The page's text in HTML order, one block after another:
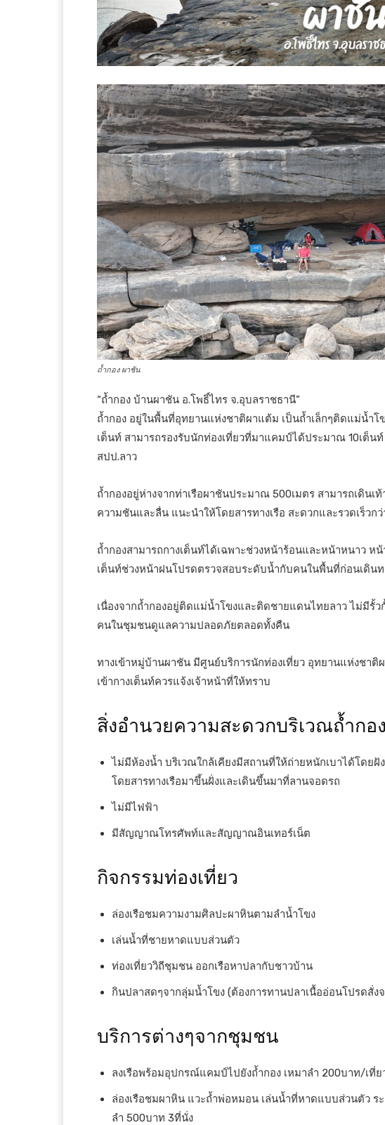
ถ้ำกอง ผาชัน
“ถ้ำกอง บ้านผาชัน อ.โพธิ์ไทร จ.อุบลราชธานี”
ถ้ำกอง อยู่ในพื้นที่อุทยานแห่งชาติผาแต้ม เป็นถ้ำเล็กๆติดแม่น้ำ
เต็นท์ สามารถรองรับนักท่องเที่ยวที่มาแคมป์ได้ประมาณ 10เต็น
สปป.ลาว
ถ้ำกองอยู่ห่างจากท่าเรือผาชันประมาณ 500เมตร สามารถเดินเ
ความชันและลื่น แนะนำให้โดยสารทางเรือ สะดวกและรวดเร็วกว่
ถ้ำกองสามารถกางเต็นท์ได้เฉพาะช่วงหน้าร้อนและหน้าหนาว ห
เต็นท์ช่วงหน้าฝนโปรดตรวจสอบระดับน้ำกับคนในพื้นที่ก่อนเดินท
เนื่องจากถ้ำกองอยู่ติดแม่น้ำโขงและติดชายแดนไทยลาว ไม่มีรั้ว
คนในชุมชนดูแลความปลอดภัยตลอดทั้งคืน
ทางเข้าหมู่บ้านผาชัน มีศูนย์บริการนักท่องเที่ยว อุทยานแห่งชา
เข้ากางเต็นท์ควรแจ้งเจ้าหน้าที่ให้ทราบ
สิ่งอำนวยความสะดวกบริเวณถ้ำกอง
ไม่มีห้องน้ำ บริเวณใกล้เคียงมีสถานที่ให้ถ่ายหนักเบาได้โดย
โดยสารทางเรือมาขึ้นฝั่งและเดินขึ้นมาที่ลานจอดรถ
ไม่มีไฟฟ้า
มีสัญญาณโทรศัพท์และสัญญาณอินเทอร์เน็ต
กิจกรรมท่องเที่ยว
ล่องเรือชมความงามศิลปะผาหินตามลำน้ำโขง
เล่นน้ำที่ชายหาดแบบส่วนตัว
ท่องเที่ยววิถีชุมชน ออกเรือหาปลากับชาวบ้าน
กินปลาสดๆจากลุ่มน้ำโขง (ต้องการทานปลาเนื้ออ่อนโปรดสั่ง
บริการต่างๆจากชุมชน
ลงเรือพร้อมอุปกรณ์แคมป์ไปยังถ้ำกอง เหมาลำ 200บาท/เที่ย
ล่องเรือชมผาหิน แวะถ้ำพ่อหมอน เล่นน้ำที่หาดแบบส่วนตัว ระ
ลำ 500บาท 3ที่นั่ง